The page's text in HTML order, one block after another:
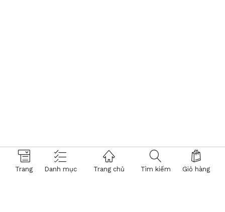
Trang Danh mục Trang chủ Tìm kiếm Giỏ hàng